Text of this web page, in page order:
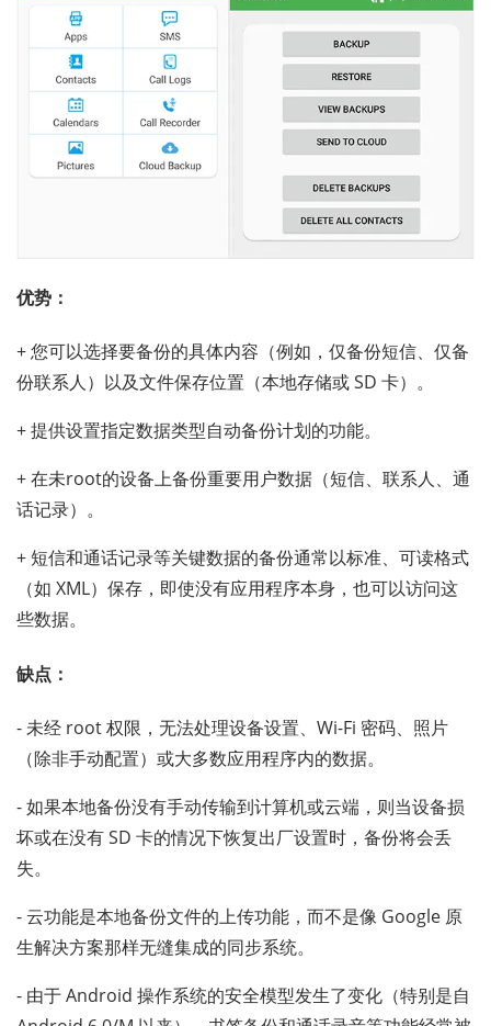
优势：
+ 您可以选择要备份的具体内容（例如，仅备份短信、仅备
份联系人）以及文件保存位置（本地存储或 SD 卡）。
+ 提供设置指定数据类型自动备份计划的功能。
+ 在未root的设备上备份重要用户数据（短信、联系人、通
话记录）。
+ 短信和通话记录等关键数据的备份通常以标准、可读格式
（如 XML）保存，即使没有应用程序本身，也可以访问这
些数据。
缺点：
- 未经 root 权限，无法处理设备设置、Wi-Fi 密码、照片
（除非手动配置）或大多数应用程序内的数据。
- 如果本地备份没有手动传输到计算机或云端，则当设备损
坏或在没有 SD 卡的情况下恢复出厂设置时，备份将会丢
失。
- 云功能是本地备份文件的上传功能，而不是像 Google 原
生解决方案那样无缝集成的同步系统。
- 由于 Android 操作系统的安全模型发生了变化（特别是自